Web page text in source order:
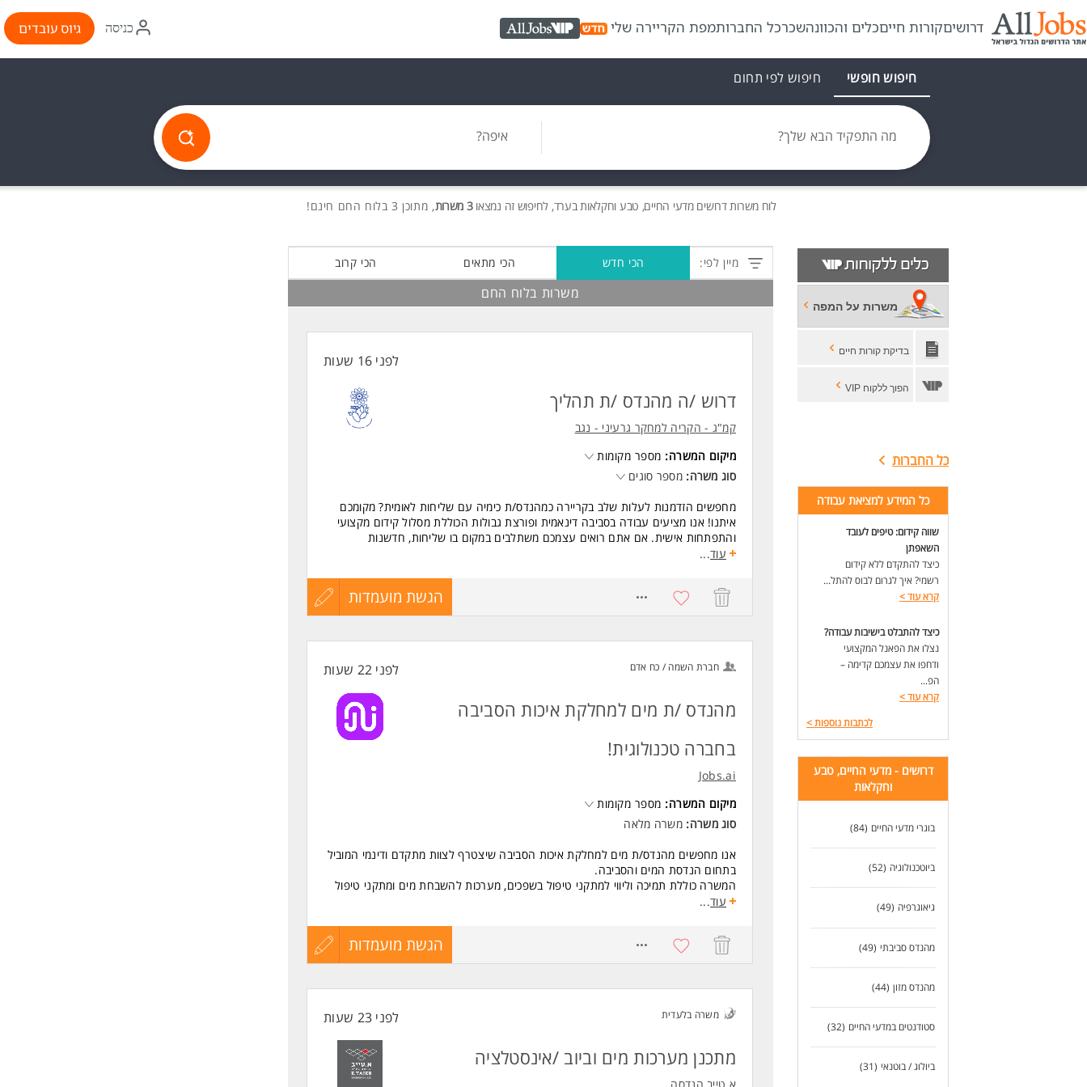
דרושיםקורות חייםכלים והכוונהשכרכל החברותמפת הקריירה שלי AllJobs VIP
איקון
התחברות
כניסה גיוס עובדים
חיפוש חופשי חיפוש לפי תחום
מה התפקיד הבא שלך? איפה?
לוח משרותדרושים מדעי החיים, טבע וחקלאות בערד, לחיפוש זה נמצאו3 משרות , מתוכן 3 בלוח החם חינם!
משרות על המפה
בדיקת קורות חיים
הפוך ללקוח VIP
כל החברות
כל המידע למציאת עבודה
שווה קידום: טיפים לעובד
השאפתן
כיצד להתקדם ללא קידום
רשמי? איך לגרום לבוס להתל...
קרא עוד>
כיצד להתבלט בישיבות עבודה?
נצלו את הפאנל המקצועי
ודחפו את עצמכם קדימה –
הפ...
קרא עוד>
לכתבות נוספות>
דרושים - מדעי החיים, טבע
וחקלאות
בוגרי מדעי החיים (84)
ביוטכנולוגיה (52)
גיאוגרפיה (49)
מהנדס סביבתי (49)
מהנדס מזון (44)
סטודנטים במדעי החיים (32)
ביולוג / בוטנאי (31)
מיין לפי: הכי חדש הכי מתאים הכי קרוב
משרות בלוח החם
לפני 16 שעות
דרוש /ה מהנדס /ת תהליך
קמ"ג - הקריה למחקר גרעיני - נגב
מיקום המשרה: מספר מקומות
סוג משרה: מספר סוגים
מחפשים הזדמנות לעלות שלב בקריירה כמהנדס/ת כימיה עם שליחות לאומית? מקומכם
איתנו! אנו מציעים עבודה בסביבה דינאמית ופורצת גבולות הכוללת מסלול קידום מקצועי
והתפתחות אישית. אם אתם רואים עצמכם משתלבים במקום בו שליחות, חדשנות
וטכנולוגיה מובילים את הדרך, נשמח לקבל את קורות החיים שלכם. היו חלק מצוות מקצועי
דרישות:
תואר ראשון בהנדסת כימיה - חובה
המשרה מיועדת לנשים ולגברים כאחד. המשרה מיועדת לנשים ולגברים כאחד.
לעוד משרות ומידע על קמ"ג - הקריה למחקר גרעיני - נגב >
עוד...
הגשת מועמדות
עדכון
חברת השמה / כח אדם לפני 22 שעות
מהנדס /ת מים למחלקת איכות הסביבה
בחברה טכנולוגית!
Jobs.ai
מיקום המשרה: מספר מקומות
סוג משרה: משרה מלאה
אנו מחפשים מהנדס/ת מים למחלקת איכות הסביבה שיצטרף לצוות מתקדם ודינמי המוביל
בתחום הנדסת המים והסביבה.
המשרה כוללת תמיכה וליווי למתקני טיפול בשפכים, מערכות להשבחת מים ומתקני טיפול
באוויר.
בהגשת המועמדות אני מאשר/ת לחברת איי בי אינטראקטיב סולושנס בעמ לשמור את
הפרטיות.
ניתן לבטל את ההסכמה בכל עת במייל: support@jobsai.co.il.
דרישות:
- תואר מהנדס/הנדסאי סביבה/מים/כימיה/ביוטכנולוגיה - חובה
- נכונות לעבודה בסביבת כימיקלים, שפכים ובוצה
עוד...
הגשת מועמדות
עדכון
משרה בלעדית לפני 23 שעות
מתכנן מערכות מים וביוב /אינסטלציה